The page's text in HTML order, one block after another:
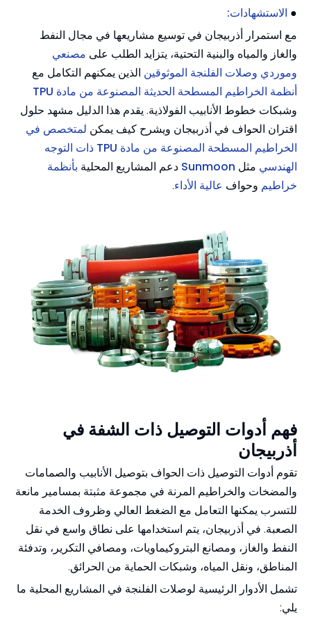
● الاستشهادات:
مع استمرار أذربيجان في توسيع مشاريعها في مجال النفط
والغاز والمياه والبنية التحتية، يتزايد الطلب على مصنعي
وموردي وصلات الفلنجة الموثوقين الذين يمكنهم التكامل مع
أنظمة الخراطيم المسطحة الحديثة المصنوعة من مادة TPU
وشبكات خطوط الأنابيب الفولاذية. يقدم هذا الدليل مشهد حلول
اقتران الحواف في أذربيجان ويشرح كيف يمكن لمتخصص في
الخراطيم المسطحة المصنوعة من مادة TPU ذات التوجه
الهندسي مثل Sunmoon دعم المشاريع المحلية بأنظمة
خراطيم وحواف عالية الأداء.
فهم أدوات التوصيل ذات الشفة في
أذربيجان
تقوم أدوات التوصيل ذات الحواف بتوصيل الأنابيب والصمامات
والمضخات والخراطيم المرنة في مجموعة مثبتة بمسامير مانعة
للتسرب يمكنها التعامل مع الضغط العالي وظروف الخدمة
الصعبة. في أذربيجان، يتم استخدامها على نطاق واسع في نقل
النفط والغاز، ومصانع البتروكيماويات، ومصافي التكرير، وتدفئة
المناطق، ونقل المياه، وشبكات الحماية من الحرائق.
تشمل الأدوار الرئيسية لوصلات الفلنجة في المشاريع المحلية ما
يلي: